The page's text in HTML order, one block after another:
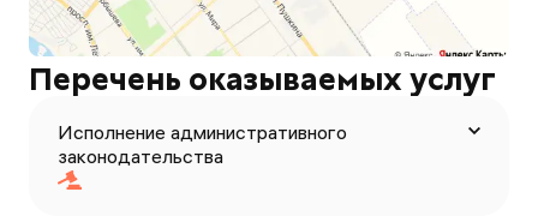
Перечень оказываемых услуг
Исполнение административного
законодательства